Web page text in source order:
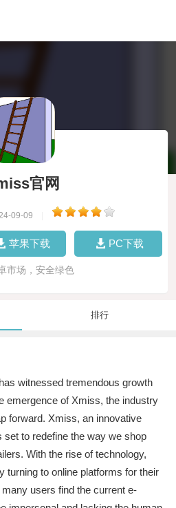
官网
09-09
苹果下载 PC下载
市场，安全绿色
排行
witnessed tremendous growth
emergence of Xmiss, the industry
forward. Xmiss, an innovative
set to redefine the way we shop
With the rise of technology,
turning to online platforms for their
users find the current e-